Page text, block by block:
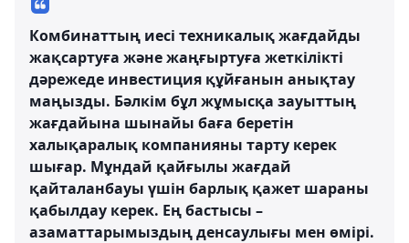
Комбинаттың иесі техникалық жағдайды
жақсартуға және жаңғыртуға жеткілікті
дәрежеде инвестиция құйғанын анықтау
маңызды. Бәлкім бұл жұмысқа зауыттың
жағдайына шынайы баға беретін
халықаралық компанияны тарту керек
шығар. Мұндай қайғылы жағдай
қайталанбауы үшін барлық қажет шараны
қабылдау керек. Ең бастысы –
азаматтарымыздың денсаулығы мен өмірі.